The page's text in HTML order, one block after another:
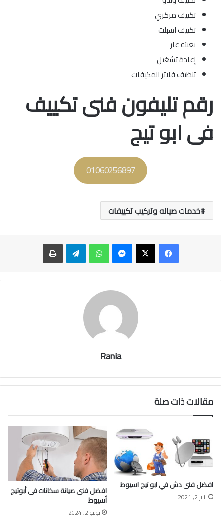
تكييف مركزي
تكييف اسبلت
تعبئة غاز
إعادة تشغيل
تنظيف فلاتر المكيفات
رقم تليفون فنى تكييف
فى ابو تيج
01060256897
خدمات صيانه وتركيب تكييفات
ماسنجر واتساب تيلقرام طباعة
Rania
مقالات ذات صلة
افضل فنى دش في ابو تيج اسيوط
يناير 2, 2021 افضل فنى صيانة سخانات فى أبوتيج
أسيوط
يوليو 2, 2024